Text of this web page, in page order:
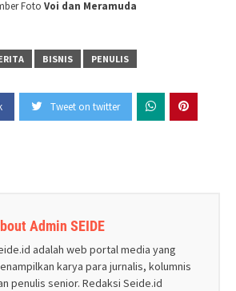
Foto Voi dan Meramuda
BISNIS PENULIS
Tweet on twitter
Admin SEIDE
adalah web portal media yang
karya para jurnalis, kolumnis
penulis senior. Redaksi Seide.id